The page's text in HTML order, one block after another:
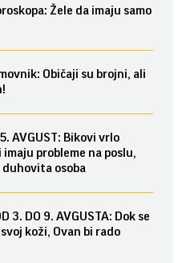
Žele da imaju samo
Običaji su brojni, ali
5. AVGUST: Bikovi vrlo
probleme na poslu,
duhovita osoba
3. DO 9. AVGUSTA: Dok se
koži, Ovan bi rado